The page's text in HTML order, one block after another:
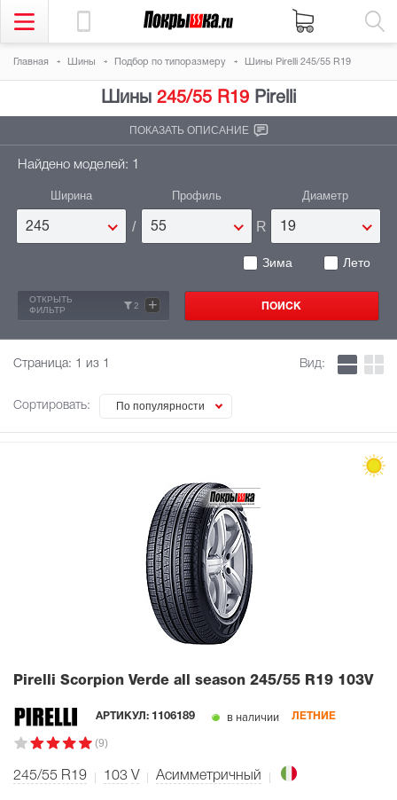
Главная Шины Подбор по типоразмеру Шины Pirelli 245/55 R19
Шины 245/55 R19 Pirelli
ПОКАЗАТЬ ОПИСАНИЕ
Найдено моделей: 1
Ширина
245 /
Профиль
55 R
Диаметр
19
Зима Лето
ОТКРЫТЬ
ФИЛЬТР
2 +
Страница: 1 из 1
Сортировать: По популярности
Вид:
Pirelli Scorpion Verde all season 245/55 R19 103V
АРТИКУЛ: 1106189 в наличии ЛЕТНИЕ
(9)
245/55 R19 103 V Асимметричный